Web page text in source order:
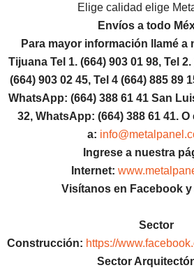
Elige calidad elige
Envíos a todo
Para mayor información llamé
Tijuana Tel 1. (664) 903 01 98, Tel
(664) 903 02 45, Tel 4 (664) 885 89
WhatsApp: (664) 388 61 41 San
32, WhatsApp: (664) 388 61 41. O
a:
Ingrese a nuestra
Internet:
Visítanos en Facebook
Sector
Construcción: https://
Sector